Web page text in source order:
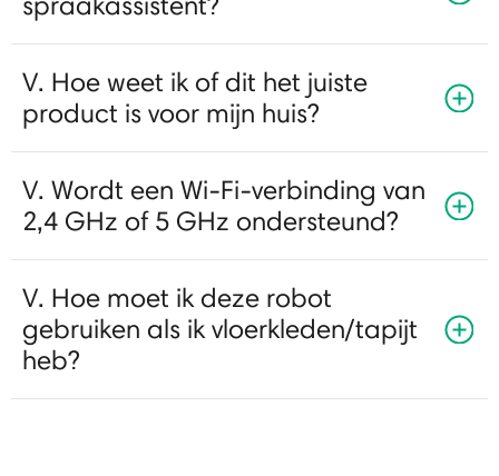
V. Hoe weet ik of dit het juiste
product is voor mijn huis?
V. Wordt een Wi-Fi-verbinding van
2,4 GHz of 5 GHz ondersteund?
V. Hoe moet ik deze robot
gebruiken als ik vloerkleden/tapijt
heb?